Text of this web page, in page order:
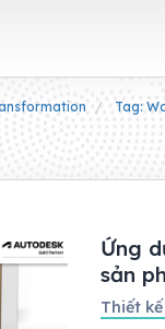
Tag:
Ứng
sản
Thiết